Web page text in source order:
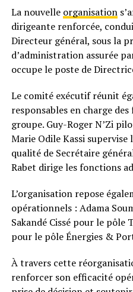
La nouvelle organisation
dirigeante renforcée,
Directeur général, sous la
d’administration assurée
occupe le poste de
Le comité exécutif réunit
responsables en charge
groupe. Guy-Roger N’Zi
Marie Odile Kassi
qualité de Secrétaire
Rabet dirige les fonctions
L’organisation repose
opérationnels : Adama
Sakandé Cissé pour le pôle
pour le pôle Énergies &
À travers cette
renforcer son efficacité